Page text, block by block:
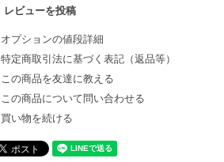
レビューを投稿
オプションの値段詳細
特定商取引法に基づく表記（返品等）
この商品を友達に教える
この商品について問い合わせる
買い物を続ける